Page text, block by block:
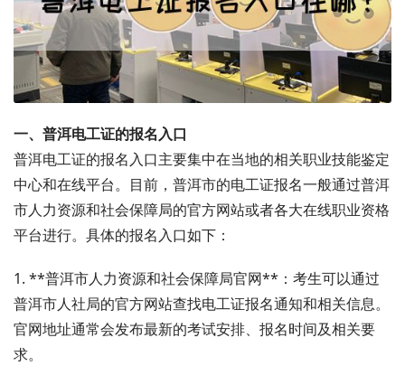
一、普洱电工证的报名入口
普洱电工证的报名入口主要集中在当地的相关职业技能鉴定
中心和在线平台。目前，普洱市的电工证报名一般通过普洱
市人力资源和社会保障局的官方网站或者各大在线职业资格
平台进行。具体的报名入口如下：
1. **普洱市人力资源和社会保障局官网**：考生可以通过
普洱市人社局的官方网站查找电工证报名通知和相关信息。
官网地址通常会发布最新的考试安排、报名时间及相关要
求。